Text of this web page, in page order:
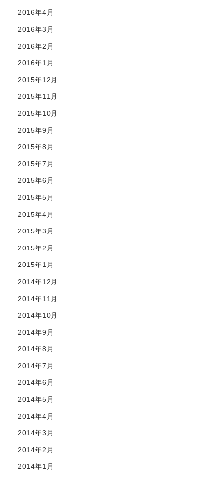
2016年4月
2016年3月
2016年2月
2016年1月
2015年12月
2015年11月
2015年10月
2015年9月
2015年8月
2015年7月
2015年6月
2015年5月
2015年4月
2015年3月
2015年2月
2015年1月
2014年12月
2014年11月
2014年10月
2014年9月
2014年8月
2014年7月
2014年6月
2014年5月
2014年4月
2014年3月
2014年2月
2014年1月